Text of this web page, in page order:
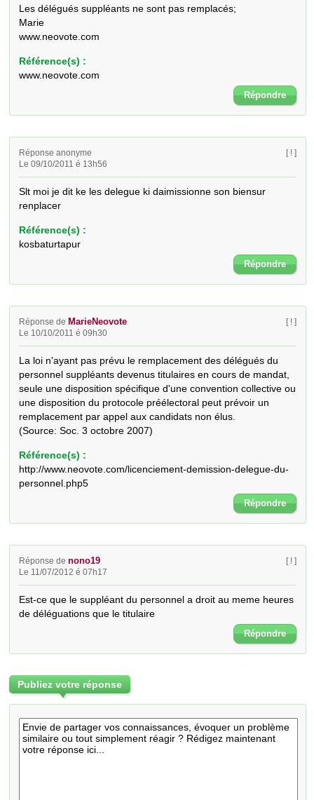
Les délégués suppléants ne sont pas remplacés;
Marie
www.neovote.com
Référence(s) :
www.neovote.com
Répondre
Réponse anonyme
Le 09/10/2011 é 13h56
[ ! ]
Slt moi je dit ke les delegue ki daimissionne son biensur
renplacer
Référence(s) :
kosbaturtapur
Répondre
Réponse de MarieNeovote
Le 10/10/2011 é 09h30
[ ! ]
La loi n'ayant pas prévu le remplacement des délégués du
personnel suppléants devenus titulaires en cours de mandat,
seule une disposition spécifique d'une convention collective ou
une disposition du protocole préélectoral peut prévoir un
remplacement par appel aux candidats non élus.
(Source: Soc. 3 octobre 2007)
Référence(s) :
http://www.neovote.com/licenciement-demission-delegue-du-
personnel.php5
Répondre
Réponse denono19
Le 11/07/2012 é 07h17
[ ! ]
Est-ce que le suppléant du personnel a droit au meme heures
de déléguations que le titulaire
Répondre
Publiez votre réponse